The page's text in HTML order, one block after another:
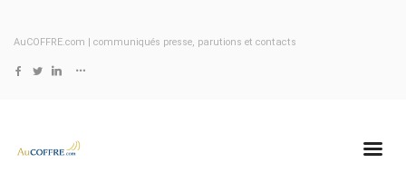
AuCOFFRE.com | communiqués presse, parutions et contacts